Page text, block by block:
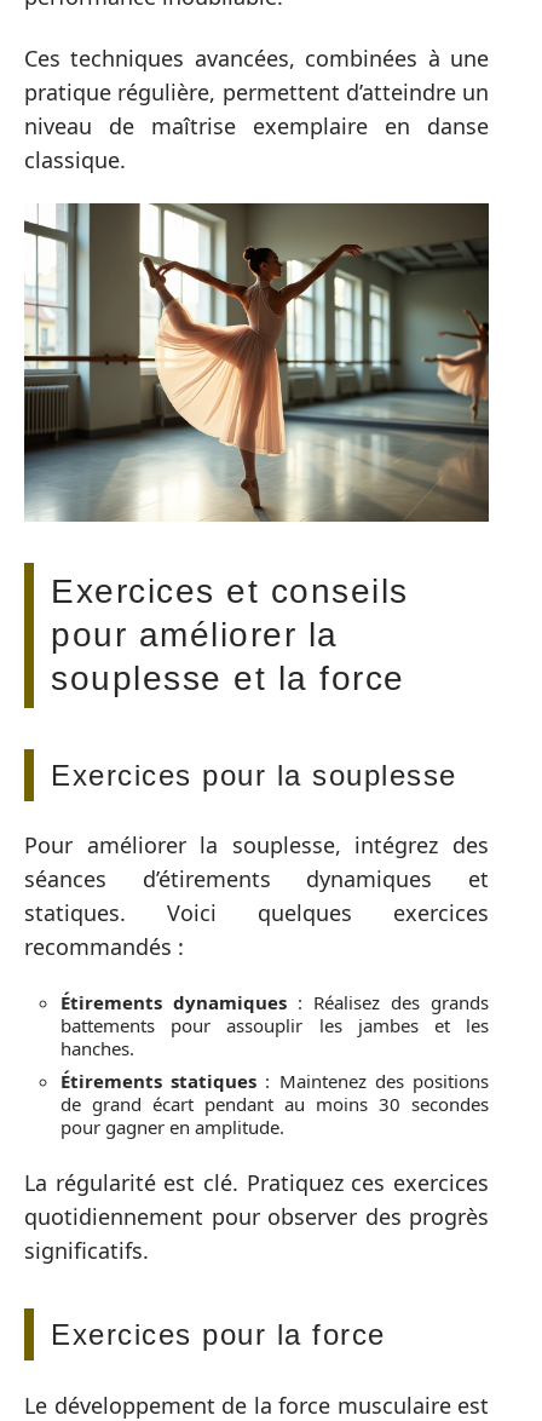
Ces techniques avancées, combinées à une
pratique régulière, permettent d’atteindre un
niveau de maîtrise exemplaire en danse
classique.
Exercices et conseils
pour améliorer la
souplesse et la force
Exercices pour la souplesse
Pour améliorer la souplesse, intégrez des
séances d’étirements dynamiques et
statiques. Voici quelques exercices
recommandés :
Étirements dynamiques : Réalisez des grands
battements pour assouplir les jambes et les
hanches.
Étirements statiques : Maintenez des positions
de grand écart pendant au moins 30 secondes
pour gagner en amplitude.
La régularité est clé. Pratiquez ces exercices
quotidiennement pour observer des progrès
significatifs.
Exercices pour la force
Le développement de la force musculaire est